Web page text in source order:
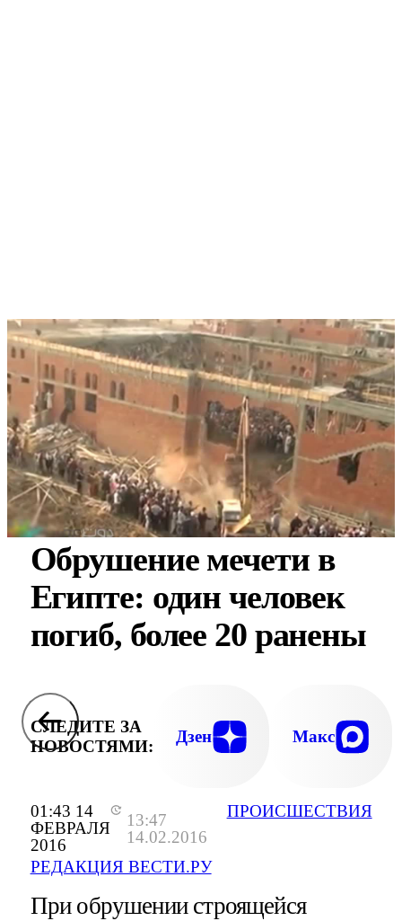
01:43 14
ФЕВРАЛЯ
2016
13:47
14.02.2016
РЕДАКЦИЯ ВЕСТИ.РУ
ПРОИСШЕСТВИЯ
Обрушение мечети в
Египте: один человек
погиб, более 20 ранены
СЛЕДИТЕ ЗА
НОВОСТЯМИ:
Дзен Макс
При обрушении строящейся